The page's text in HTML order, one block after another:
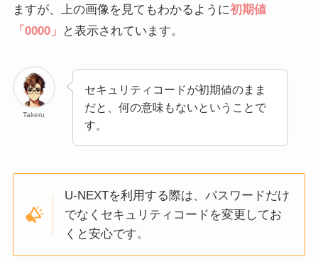
ますが、上の画像を見てもわかるように初期値
「0000」
と表示されています。
Takeru
セキュリティコードが初期値のまま
だと、何の意味もないということで
す。
U-NEXTを利用する際は、パスワードだけ
でなくセキュリティコードを変更してお
くと安心です。